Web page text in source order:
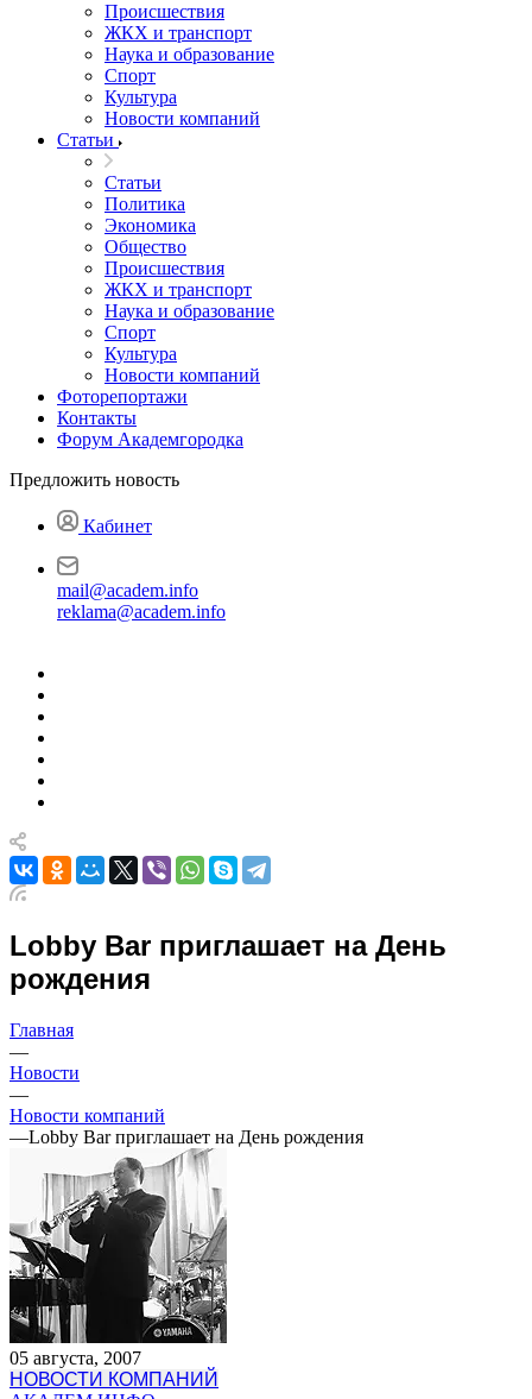
Происшествия
ЖКХ и транспорт
Наука и образование
Спорт
Культура
Новости компаний
Статьи
Статьи
Политика
Экономика
Общество
Происшествия
ЖКХ и транспорт
Наука и образование
Спорт
Культура
Новости компаний
Фоторепортажи
Контакты
Форум Академгородка
Предложить новость
Кабинет
mail@academ.info
reklama@academ.info
Lobby Bar приглашает на День
рождения
Главная
—
Новости
—
Новости компаний
—Lobby Bar приглашает на День рождения
05 августа, 2007
НОВОСТИ КОМПАНИЙ